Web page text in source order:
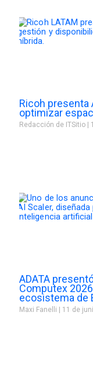
Ricoh presenta
optimizar
Redacción de ITSitio
ADATA
Computex
ecosistema de
Maxi Fanelli 11 de